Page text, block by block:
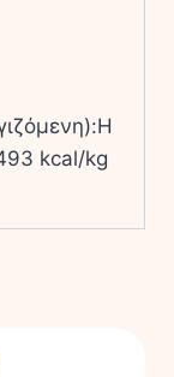
kcal/kg